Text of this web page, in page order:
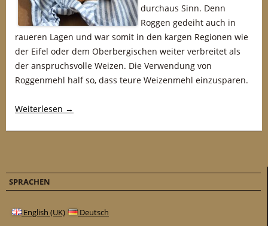
durchaus Sinn. Denn
Roggen gedeiht auch in
raueren Lagen und war somit in den kargen Regionen wie
der Eifel oder dem Oberbergischen weiter verbreitet als
der anspruchsvolle Weizen. Die Verwendung von
Roggenmehl half so, dass teure Weizenmehl einzusparen.
Weiterlesen →
SPRACHEN
English (UK) Deutsch